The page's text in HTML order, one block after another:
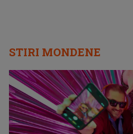
STIRI MONDENE